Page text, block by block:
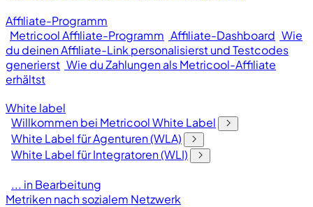
Affiliate-Programm
Metricool Affiliate-Programm Affiliate-Dashboard Wie
du deinen Affiliate-Link personalisierst und Testcodes
generierst Wie du Zahlungen als Metricool-Affiliate
erhältst
White label
Willkommen bei Metricool White Label
White Label für Agenturen (WLA)
White Label für Integratoren (WLI)
... in Bearbeitung
Metriken nach sozialem Netzwerk